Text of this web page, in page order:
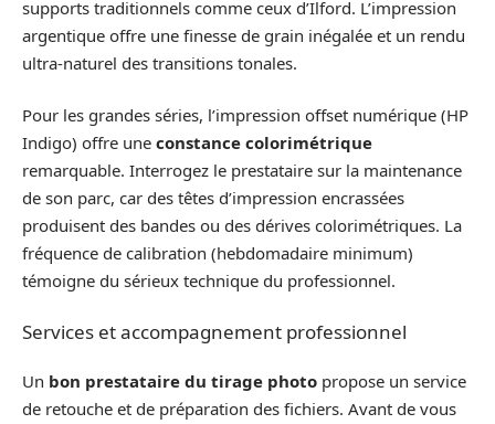
supports traditionnels comme ceux d’Ilford. L’impression
argentique offre une finesse de grain inégalée et un rendu
ultra-naturel des transitions tonales.
Pour les grandes séries, l’impression offset numérique (HP
Indigo) offre une constance colorimétrique
remarquable. Interrogez le prestataire sur la maintenance
de son parc, car des têtes d’impression encrassées
produisent des bandes ou des dérives colorimétriques. La
fréquence de calibration (hebdomadaire minimum)
témoigne du sérieux technique du professionnel.
Services et accompagnement professionnel
Un bon prestataire du tirage photo propose un service
de retouche et de préparation des fichiers. Avant de vous